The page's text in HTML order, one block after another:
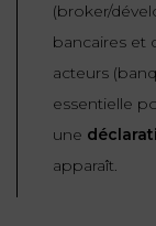
(broker/
bancaires et
acteurs
essentielle
une
apparaît.